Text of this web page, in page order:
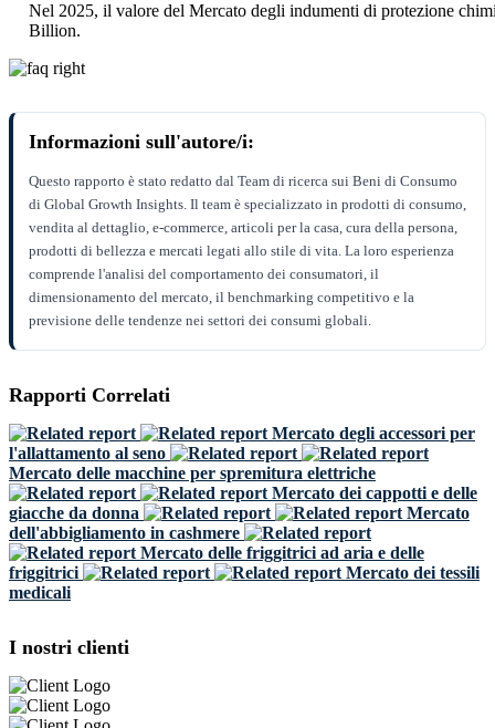
Nel 2025, il valore del Mercato degli indumenti di protezione
Billion.
Informazioni sull'autore/i:
Questo rapporto è stato redatto dal Team di ricerca sui Beni di Consumo
di Global Growth Insights. Il team è specializzato in prodotti di consumo,
vendita al dettaglio, e-commerce, articoli per la casa, cura della persona,
prodotti di bellezza e mercati legati allo stile di vita. La loro esperienza
comprende l'analisi del comportamento dei consumatori, il
dimensionamento del mercato, il benchmarking competitivo e la
previsione delle tendenze nei settori dei consumi globali.
Rapporti Correlati
Mercato degli accessori per
l'allattamento al seno
Mercato delle macchine per spremitura elettriche
Mercato dei cappotti e delle
giacche da donna
Mercato
dell'abbigliamento in cashmere
Mercato delle friggitrici ad aria e delle
friggitrici
Mercato dei tessili
medicali
I nostri clienti